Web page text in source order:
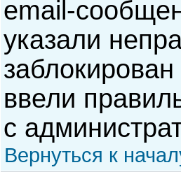
email-
указали
ввели
с
Вернуться к